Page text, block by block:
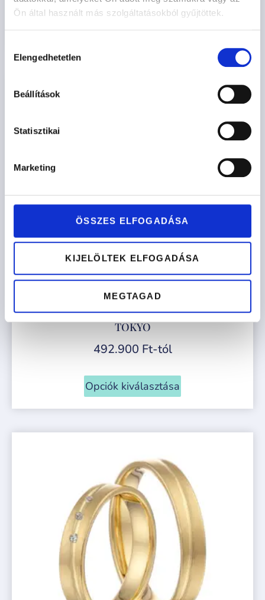
Ön által használt más szolgáltatásokból gyűjtöttek.
kiválasztása
Elengedhetetlen
Beállítások
Statisztikai
Marketing
ÖSSZES ELFOGADÁSA
KIJELÖLTEK ELFOGADÁSA
MEGTAGAD
TOKYO
492.900 Ft-tól
Opciók kiválasztása